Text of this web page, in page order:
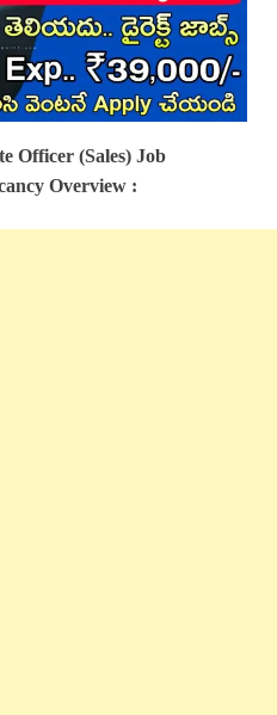
Officer (Sales) Job
Overview :